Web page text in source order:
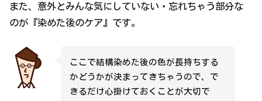
また、意外とみんな気にしていない・忘れちゃう部分な
のが『染めた後のケア』です。
ここで結構染めた後の色が長持ちする
かどうかが決まってきちゃうので、で
きるだけ心掛けておくことが大切で